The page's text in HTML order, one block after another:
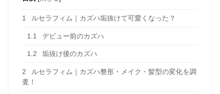
1 ルセラフィム｜カズハ垢抜けて可愛くなった？
1.1 デビュー前のカズハ
1.2 垢抜け後のカズハ
2
ルセラフィム｜カズハ整形・メイク・髪型の変化を調
査！